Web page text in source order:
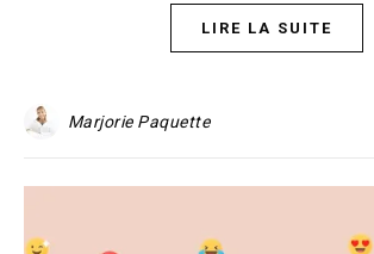
LIRE LA SUITE
Marjorie Paquette